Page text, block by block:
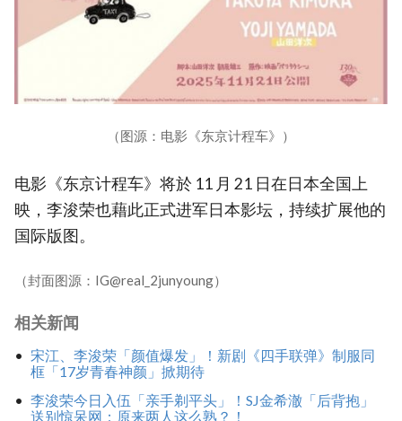
（图源：电影《东京计程车》）
电影《东京计程车》将於 11 月 21 日在日本全国上
映，李浚荣也藉此正式进军日本影坛，持续扩展他的
国际版图。
（封面图源：IG@real_2junyoung）
相关新闻
宋江、李浚荣「颜值爆发」！新剧《四手联弹》制服同
框「17岁青春神颜」掀期待
李浚荣今日入伍「亲手剃平头」！SJ金希澈「后背抱」
送别惊呆网：原来两人这么熟？！